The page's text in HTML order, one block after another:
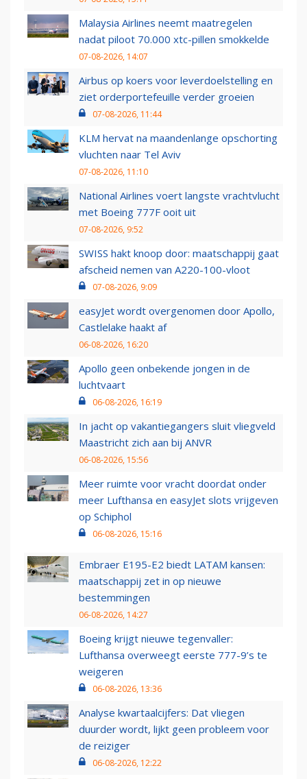
Malaysia Airlines neemt maatregelen
nadat piloot 70.000 xtc-pillen smokkelde
07-08-2026, 14:07
Airbus op koers voor leverdoelstelling en
ziet orderportefeuille verder groeien
07-08-2026, 11:44
KLM hervat na maandenlange opschorting
vluchten naar Tel Aviv
07-08-2026, 11:10
National Airlines voert langste vrachtvlucht
met Boeing 777F ooit uit
07-08-2026, 9:52
SWISS hakt knoop door: maatschappij gaat
afscheid nemen van A220-100-vloot
07-08-2026, 9:09
easyJet wordt overgenomen door Apollo,
Castlelake haakt af
06-08-2026, 16:20
Apollo geen onbekende jongen in de
luchtvaart
06-08-2026, 16:19
In jacht op vakantiegangers sluit vliegveld
Maastricht zich aan bij ANVR
06-08-2026, 15:56
Meer ruimte voor vracht doordat onder
meer Lufthansa en easyJet slots vrijgeven
op Schiphol
06-08-2026, 15:16
Embraer E195-E2 biedt LATAM kansen:
maatschappij zet in op nieuwe
bestemmingen
06-08-2026, 14:27
Boeing krijgt nieuwe tegenvaller:
Lufthansa overweegt eerste 777-9’s te
weigeren
06-08-2026, 13:36
Analyse kwartaalcijfers: Dat vliegen
duurder wordt, lijkt geen probleem voor
de reiziger
06-08-2026, 12:22